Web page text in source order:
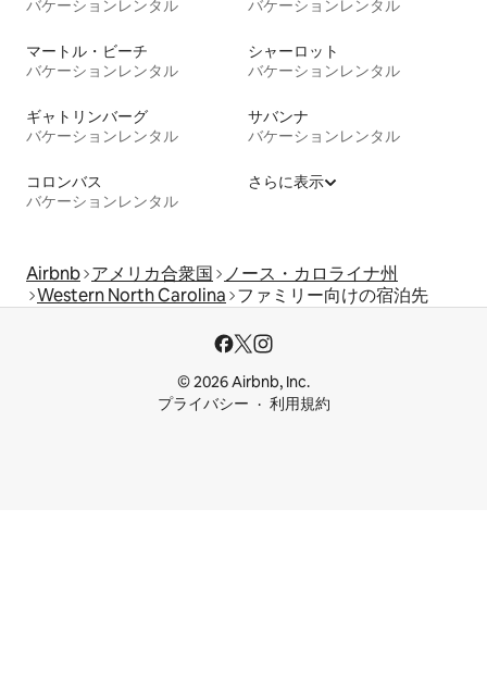
バケーションレンタル
バケーションレンタル
マートル・ビーチ
バケーションレンタル
シャーロット
バケーションレンタル
ギャトリンバーグ
バケーションレンタル
サバンナ
バケーションレンタル
コロンバス
バケーションレンタル
さらに表示
Airbnb アメリカ合衆国
ノース・カロライナ州
Western North Carolina ファミリー向けの宿泊先
© 2026 Airbnb, Inc.
プライバシー
利用規約